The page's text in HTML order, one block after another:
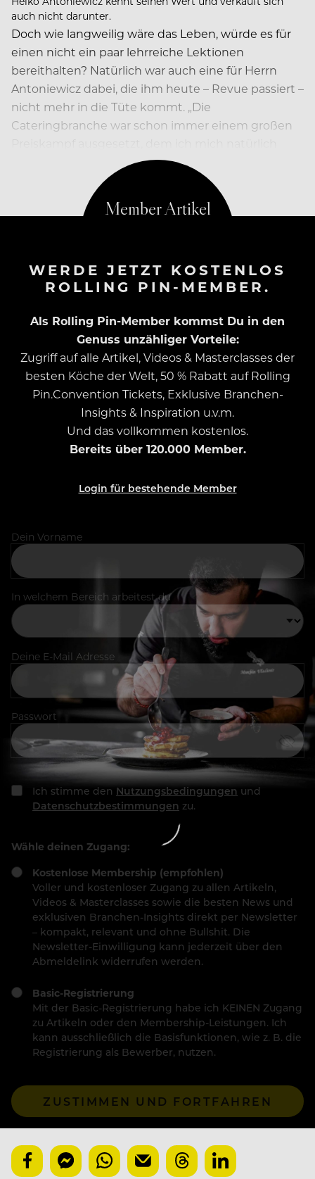
auch nicht darunter.
Doch wie langweilig wäre das Leben, würde es für
einen nicht ein paar lehrreiche Lektionen
bereithalten? Natürlich war auch eine für Herrn
Antonie­wicz dabei, die ihm heute – Revue passiert –
nicht mehr in die Tüte kommt. „Die
Cateringbranche war schon immer einem großen
auch unterworfen habe.
WERDE JETZT KOSTENLOS
ROLLING PIN-MEMBER.
Als Rolling Pin-Member kommst Du in den
Genuss unzähliger Vorteile:
Zugriff auf alle Artikel, Videos & Masterclasses der
besten Köche der Welt, 50 % Rabatt auf Rolling
Pin.Convention Tickets, Exklusive Branchen-
Insights & Inspiration u.v.m.
Und das vollkommen kostenlos.
Bereits über 120.000 Member.
Login für bestehende Member
Dein Vorname
In welchem Bereich arbeitest du
Deine E-Mail Adresse
Passwort
Ich stimme den Nutzungsbedingungen und
Datenschutzbestimmungen zu.
Wähle deinen Zugang:
Kostenlose Membership (empfohlen)
Voller und kostenloser Zugang zu allen Artikeln,
Videos & Masterclasses sowie die besten News und
exklusiven Branchen-Insights direkt per Newsletter
– kompakt, relevant und ohne Bullshit. Die
Newsletter-Einwilligung kann jederzeit über den
Abmeldelink widerrufen werden.
Basic-Registrierung
Mit der Basic-Registrierung habe ich KEINEN Zugang
zu Artikeln oder den Membership-Leistungen. Ich
kann ausschließlich die Basisfunktionen, wie z. B. die
Registrierung als Bewerber, nutzen.
ZUSTIMMEN UND FORTFAHREN